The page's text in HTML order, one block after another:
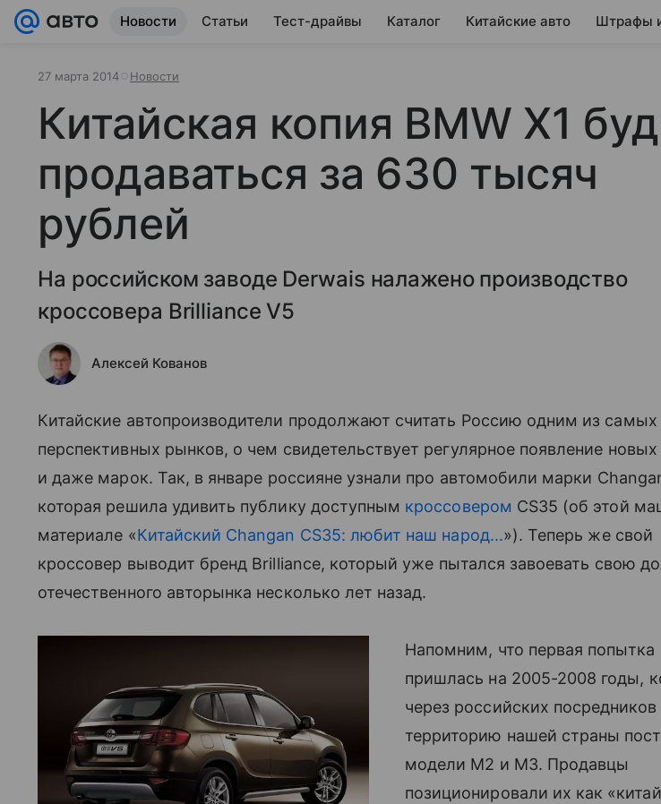
Новости Статьи Тест-драйвы Каталог Китайские авто Штрафы
27 марта 2014 Новости
Китайская копия BMW X1
продаваться за 630 тысяч
рублей
На российском заводе Derwais налажено производство
кроссовера Brilliance V5
Алексей Кованов
Китайские автопроизводители продолжают считать Россию одним из самых
перспективных рынков, о чем свидетельствует регулярное появление
и даже марок. Так, в январе россияне узнали про автомобили марки
которая решила удивить публику доступным кроссовером CS35 (об этой
материале «Китайский Changan CS35: любит наш народ...»). Теперь же свой
кроссовер выводит бренд Brilliance, который уже пытался завоевать свою
отечественного авторынка несколько лет назад.
Напомним, что первая попытка
пришлась на 2005-2008 годы,
через российских посредников
территорию нашей страны
модели М2 и М3. Продавцы
позиционировали их как